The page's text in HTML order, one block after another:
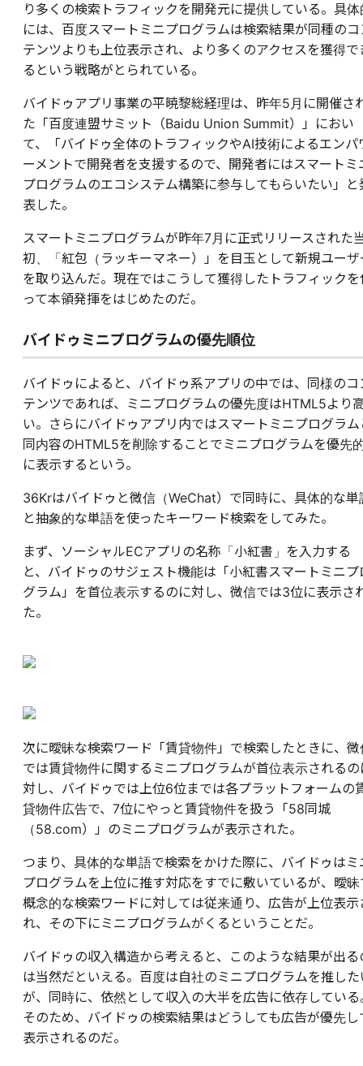
り多くの検索トラフィックを開発元に提供している。具体
には、百度スマートミニプログラムは検索結果が同種のコ
テンツよりも上位表示され、より多くのアクセスを獲得で
るという戦略がとられている。
バイドゥアプリ事業の平暁黎総経理は、昨年5月に開催さ
た「百度連盟サミット（Baidu Union Summit）」におい
て、「バイドゥ全体のトラフィックやAI技術によるエンパ
ーメントで開発者を支援するので、開発者にはスマートミ
プログラムのエコシステム構築に参与してもらいたい」と
表した。
スマートミニプログラムが昨年7月に正式リリースされた
初、「紅包（ラッキーマネー）」を目玉として新規ユーザ
を取り込んだ。現在ではこうして獲得したトラフィックを
って本領発揮をはじめたのだ。
バイドゥミニプログラムの優先順位
バイドゥによると、バイドゥ系アプリの中では、同様のコ
テンツであれば、ミニプログラムの優先度はHTML5より
い。さらにバイドゥアプリ内ではスマートミニプログラム
同内容のHTML5を削除することでミニプログラムを優先
に表示するという。
36Krはバイドゥと微信（WeChat）で同時に、具体的な単
と抽象的な単語を使ったキーワード検索をしてみた。
まず、ソーシャルECアプリの名称「小紅書」を入力する
と、バイドゥのサジェスト機能は「小紅書スマートミニプ
グラム」を首位表示するのに対し、微信では3位に表示さ
た。
次に曖昧な検索ワード「賃貸物件」で検索したときに、微
では賃貸物件に関するミニプログラムが首位表示されるの
対し、バイドゥでは上位6位までは各プラットフォームの
貸物件広告で、7位にやっと賃貸物件を扱う「58同城
（58.com）」のミニプログラムが表示された。
つまり、具体的な単語で検索をかけた際に、バイドゥはミ
プログラムを上位に推す対応をすでに敷いているが、曖昧
概念的な検索ワードに対しては従来通り、広告が上位表示
れ、その下にミニプログラムがくるということだ。
バイドゥの収入構造から考えると、このような結果が出る
は当然だといえる。百度は自社のミニプログラムを推した
が、同時に、依然として収入の大半を広告に依存している
そのため、バイドゥの検索結果はどうしても広告が優先し
表示されるのだ。